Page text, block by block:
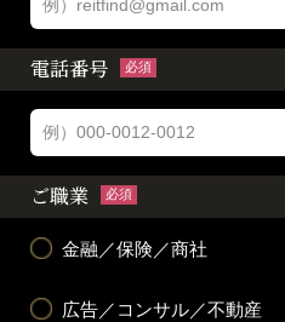
電話番号 必須
ご職業 必須
金融／保険／商社
広告／コンサル／不動産